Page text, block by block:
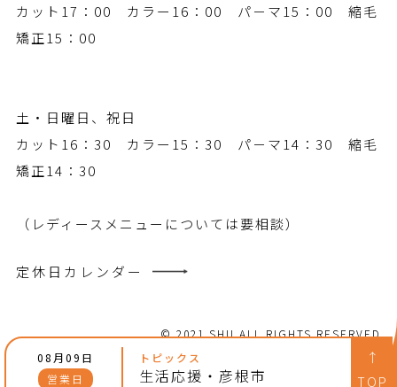
08月09日
営業日
トピックス
生活応援・彦根市
↑
TOP
カット17：00 カラー16：00 パ－マ15：00 縮毛
矯正15：00
土・日曜日、祝日
カット16：30 カラー15：30 パ－マ14：30 縮毛
矯正14：30
（レディースメニューについては要相談）
定休日カレンダー
© 2021 SHU ALL RIGHTS RESERVED